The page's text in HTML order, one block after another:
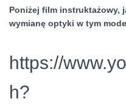
Poniżej film instruktażowy,
wymianę optyki w tym
https://
h?